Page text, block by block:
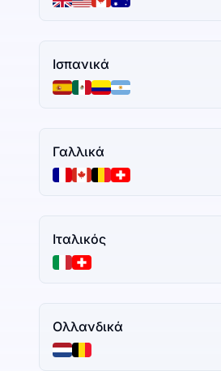
Ισπανικά
Γαλλικά
Ιταλικός
Ολλανδικά